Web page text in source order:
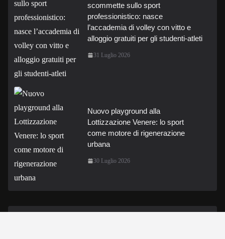
scommette sullo sport
professionistico: nasce
l’accademia di volley con vitto e
alloggio gratuiti per gli studenti-atleti
31 Luglio 2026
Nuovo playground alla
Lottizzazione Venere: lo sport
come motore di rigenerazione
urbana
30 Luglio 2026